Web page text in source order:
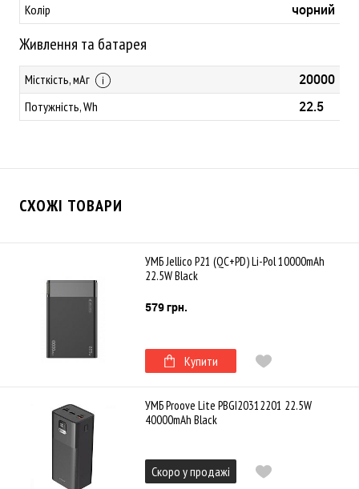
Колір чорний
Живлення та батарея
Місткість, мАг 20000
Потужність, Wh 22.5
СХОЖІ ТОВАРИ
УМБ Jellico P21 (QC+PD) Li-Pol 10000mAh
22.5W Black
579 грн.
Купити
УМБ Proove Lite PBGI20312201 22.5W
40000mAh Black
Скоро у продажі